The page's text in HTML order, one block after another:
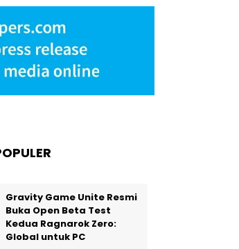
Gravity Game Unite Resmi
Buka Open Beta Test
Kedua Ragnarok Zero:
Global untuk PC